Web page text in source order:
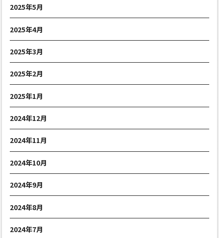
2025年5月
2025年4月
2025年3月
2025年2月
2025年1月
2024年12月
2024年11月
2024年10月
2024年9月
2024年8月
2024年7月